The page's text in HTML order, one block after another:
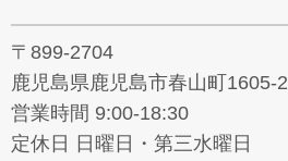
〒899-2704
鹿児島県鹿児島市春山町1605-2
営業時間 9:00-18:30
定休日 日曜日・第三水曜日